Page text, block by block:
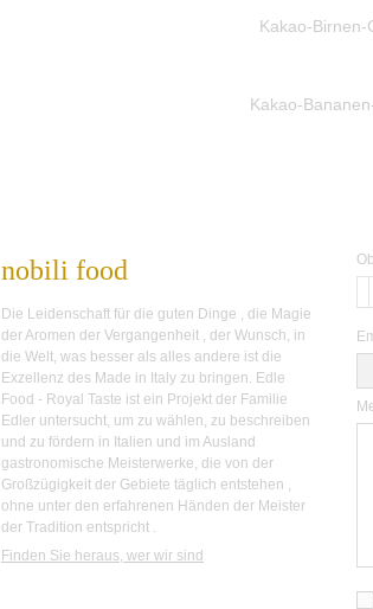
Kakao-Birnen-
Kakao-
nobili food
Die Leidenschaft für die guten Dinge , die Magie
der Aromen der Vergangenheit , der Wunsch, in
die Welt, was besser als alles andere ist die
Exzellenz des Made in Italy zu bringen. Edle
Food - Royal Taste ist ein Projekt der Familie
Edler untersucht, um zu wählen, zu beschreiben
und zu fördern in Italien und im Ausland
gastronomische Meisterwerke, die von der
Großzügigkeit der Gebiete täglich entstehen ,
ohne unter den erfahrenen Händen der Meister
der Tradition entspricht .
Finden Sie heraus, wer wir sind